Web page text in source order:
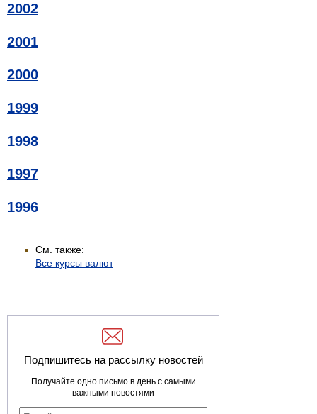
2002
2001
2000
1999
1998
1997
1996
См. также:
Все курсы валют
Подпишитесь на рассылку новостей
Получайте одно письмо в день с самыми
важными новостями